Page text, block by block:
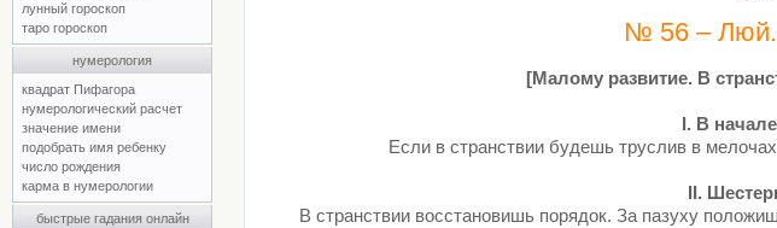
лунный гороскоп
таро гороскоп
нумерология
квадрат Пифагора
нумерологический расчет
значение имени
подобрать имя ребенку
число рождения
карма в нумерологии
быстрые гадания онлайн
№ 56 – Люй.
[Малому развитие. В
I. В
Если в странствии будешь труслив в
II.
В странствии восстановишь порядок. За пазуху